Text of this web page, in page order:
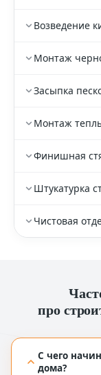
Возведение
Монтаж
Засыпка
Монтаж
Финишная
Штукатурка
Чистовая
про
С чего
дома?